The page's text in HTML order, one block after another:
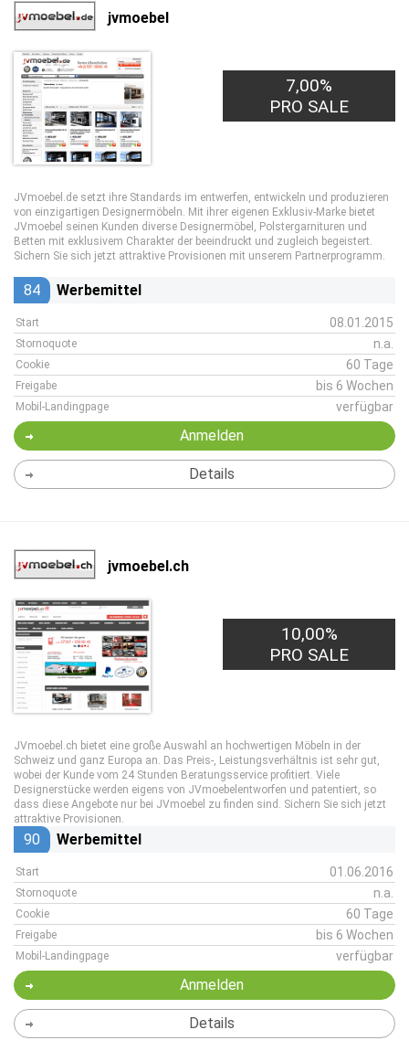
jvmoebel
7,00%
PRO SALE
JVmoebel.de setzt ihre Standards im entwerfen, entwickeln und produzieren
von einzigartigen Designermöbeln. Mit ihrer eigenen Exklusiv-Marke bietet
JVmoebel seinen Kunden diverse Designermöbel, Polstergarnituren und
Betten mit exklusivem Charakter der beeindruckt und zugleich begeistert.
Sichern Sie sich jetzt attraktive Provisionen mit unserem Partnerprogramm.
84 Werbemittel
Start 08.01.2015
Stornoquote n.a.
Cookie 60 Tage
Freigabe bis 6 Wochen
Mobil-Landingpage verfügbar
Anmelden
Details
jvmoebel.ch
10,00%
PRO SALE
JVmoebel.ch bietet eine große Auswahl an hochwertigen Möbeln in der
Schweiz und ganz Europa an. Das Preis-, Leistungsverhältnis ist sehr gut,
wobei der Kunde vom 24 Stunden Beratungsservice profitiert. Viele
Designerstücke werden eigens von JVmoebelentworfen und patentiert, so
dass diese Angebote nur bei JVmoebel zu finden sind. Sichern Sie sich jetzt
attraktive Provisionen.
90 Werbemittel
Start 01.06.2016
Stornoquote n.a.
Cookie 60 Tage
Freigabe bis 6 Wochen
Mobil-Landingpage verfügbar
Anmelden
Details